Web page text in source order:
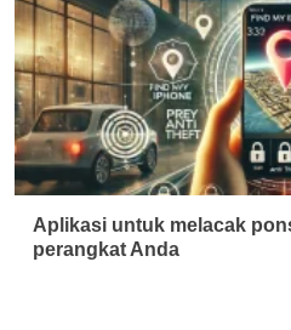
Aplikasi untuk melacak
perangkat Anda